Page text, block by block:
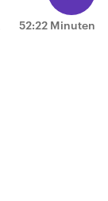
52:22 Minuten